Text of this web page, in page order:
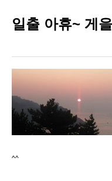
일출 아휴~ 게
^^